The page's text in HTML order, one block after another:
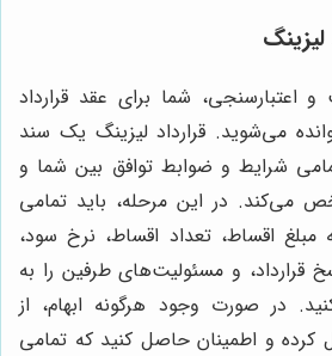
اعتبارسنجی، شما برای عقد قرارداد
می‌شوید. قرارداد لیزینگ یک سند
شرایط و ضوابط توافق بین شما و
می‌کند. در این مرحله، باید تمامی
مبلغ اقساط، تعداد اقساط، نرخ سود،
قرارداد، و مسئولیت‌های طرفین را به
در صورت وجود هرگونه ابهام، از
کرده و اطمینان حاصل کنید که تمامی